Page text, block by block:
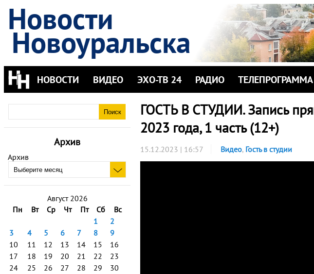
Новости
Новоуральска
НОВОСТИ ВИДЕО ЭХО-ТВ 24 РАДИО ТЕЛЕПРОГРАММА
Архив
Архив
Август 2026
Пн
Вт Ср Чт Пт Сб
Вс
1
2
3
4 5 6 7 8
9
10
11 12 13 14 15
16
17
18 19 20 21 22
23
24
25 26 27 28 29
30
ГОСТЬ В СТУДИИ. Запись
2023 года, 1 часть (12+)
15.12.2023 | 16:57 Видео, Гость в студии